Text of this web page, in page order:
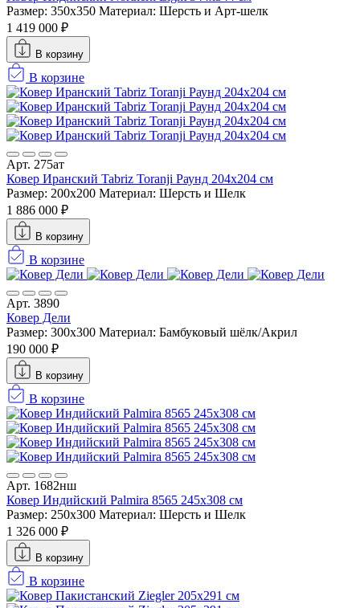
Размер: 350x350 Материал: Шерсть и Арт-шелк
1 419 000 ₽
В корзину
В корзине
Арт. 275ат
Ковер Иранский Tabriz Toranji Раунд 204x204 см
Размер: 200x200 Материал: Шерсть и Шелк
1 886 000 ₽
В корзину
В корзине
Арт. 3890
Ковер Дели
Размер: 300х300 Материал: Бамбуковый шёлк/Акрил
190 000 ₽
В корзину
В корзине
Арт. 1682нш
Ковер Индийский Palmira 8565 245x308 см
Размер: 250x300 Материал: Шерсть и Шелк
1 326 000 ₽
В корзину
В корзине